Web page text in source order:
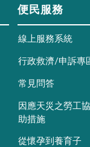
便民服務
線上服務系統
行政救濟/申訴專
常見問答
因應天災之勞工協
助措施
從懷孕到養育子